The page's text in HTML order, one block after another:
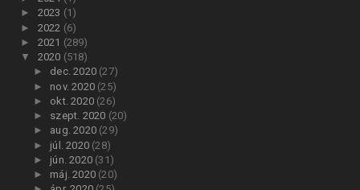
► 2023 (1)
► 2022 (6)
► 2021 (289)
▼ 2020 (518)
► dec. 2020 (27)
► nov. 2020 (25)
► okt. 2020 (26)
► szept. 2020 (20)
► aug. 2020 (29)
► júl. 2020 (28)
► jún. 2020 (31)
► máj. 2020 (20)